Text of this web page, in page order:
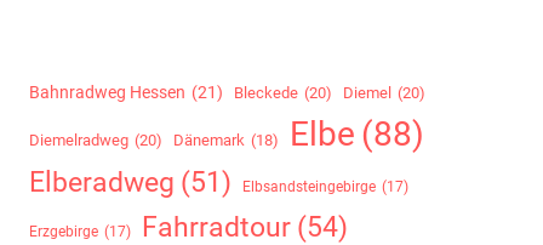
Bahnradweg Hessen (21) Bleckede (20) Diemel (20)
Diemelradweg (20) Dänemark (18) Elbe (88)
Elberadweg (51) Elbsandsteingebirge (17)
Erzgebirge (17) Fahrradtour (54)